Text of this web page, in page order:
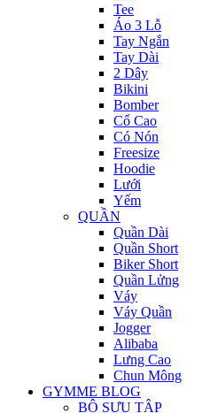
Tee
Áo 3 Lỗ
Tay Ngắn
Tay Dài
2 Dây
Bikini
Bomber
Cổ Cao
Có Nón
Freesize
Hoodie
Lưới
Yếm
QUẦN
Quần Dài
Quần Short
Biker Short
Quần Lửng
Váy
Váy Quần
Jogger
Alibaba
Lưng Cao
Chun Mông
GYMME BLOG
BỘ SƯU TẬP